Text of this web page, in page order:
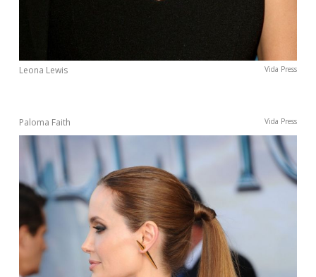
Leona Lewis Vida Press
Paloma Faith Vida Press